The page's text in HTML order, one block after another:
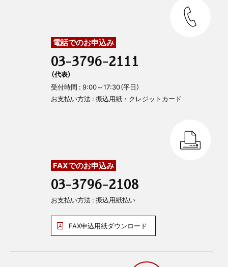
電話でのお申込み
03-3796-2111
（代表）
受付時間 : 9:00～17:30（平日）
お支払い方法 : 振込用紙・クレジットカード
FAXでのお申込み
03-3796-2108
お支払い方法 : 振込用紙払い
FAX申込用紙ダウンロード